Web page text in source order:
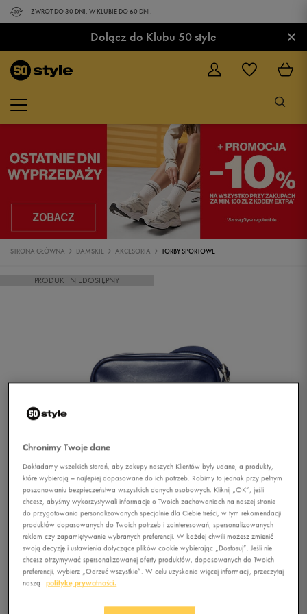
ZWROT DO 30 DNI. W KLUBIE DO 60 DNI.
Dołącz do Klubu 50 style ×
STRONA GŁÓWNA DAMSKIE AKCESORIA TORBY SPORTOWE
PRODUKT NIEDOSTĘPNY
1/3
Chronimy Twoje dane
Dokładamy wszelkich starań, aby zakupy naszych Klientów były udane, a produkty,
które wybierają – najlepiej dopasowane do ich potrzeb. Robimy to jednak przy pełnym
poszanowaniu bezpieczeństwa wszystkich danych osobowych. Kliknij „OK”, jeśli
chcesz, abyśmy wykorzystywali informacje o Twoich zachowaniach na naszej stronie
do przygotowania personalizowanych specjalnie dla Ciebie treści, w tym rekomendacji
produktów dopasowanych do Twoich potrzeb i zainteresowań, spersonalizowanych
reklam czy zapamiętywanie wybranych preferencji. W każdej chwili możesz zmienić
swoją decyzję i ustawienia dotyczące plików cookie wybierając „Dostosuj”. Jeśli nie
chcesz otrzymywać spersonalizowanej oferty produktów, dopasowanych do Twoich
preferencji, wybierz „Odrzuć wszystkie”. W celu uzyskania więcej informacji, przeczytaj
naszą
politykę prywatności.